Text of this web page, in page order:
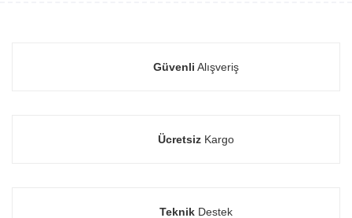
Güvenli Alışveriş
ÜcretsizKargo
TeknikDestek